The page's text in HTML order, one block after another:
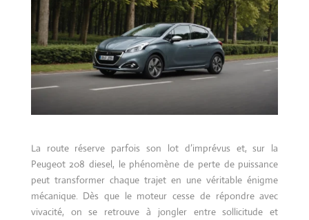
La route réserve parfois son lot d’imprévus et, sur la
Peugeot 208 diesel, le phénomène de perte de puissance
peut transformer chaque trajet en une véritable énigme
mécanique. Dès que le moteur cesse de répondre avec
vivacité, on se retrouve à jongler entre sollicitude et